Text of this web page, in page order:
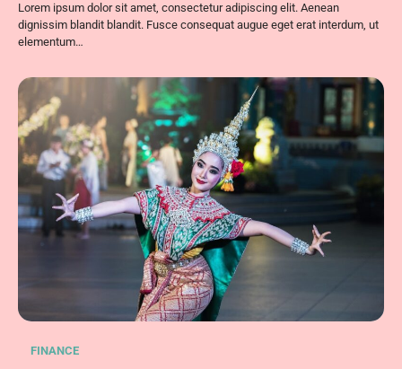
Lorem ipsum dolor sit amet, consectetur adipiscing elit. Aenean
dignissim blandit blandit. Fusce consequat augue eget erat interdum, ut
elementum…
FINANCE